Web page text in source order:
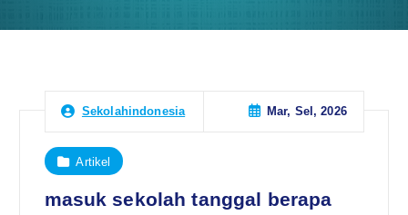
Sekolahindonesia Mar, Sel, 2026
Artikel
masuk sekolah tanggal berapa